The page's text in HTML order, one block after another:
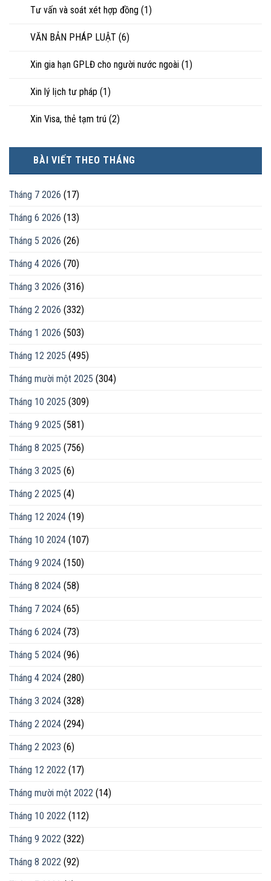
Tư vấn và soát xét hợp đồng (1)
VĂN BẢN PHÁP LUẬT (6)
Xin gia hạn GPLĐ cho người nước ngoài (1)
Xin lý lịch tư pháp (1)
Xin Visa, thẻ tạm trú (2)
BÀI VIẾT THEO THÁNG
Tháng 7 2026 (17)
Tháng 6 2026 (13)
Tháng 5 2026 (26)
Tháng 4 2026 (70)
Tháng 3 2026 (316)
Tháng 2 2026 (332)
Tháng 1 2026 (503)
Tháng 12 2025 (495)
Tháng mười một 2025 (304)
Tháng 10 2025 (309)
Tháng 9 2025 (581)
Tháng 8 2025 (756)
Tháng 3 2025 (6)
Tháng 2 2025 (4)
Tháng 12 2024 (19)
Tháng 10 2024 (107)
Tháng 9 2024 (150)
Tháng 8 2024 (58)
Tháng 7 2024 (65)
Tháng 6 2024 (73)
Tháng 5 2024 (96)
Tháng 4 2024 (280)
Tháng 3 2024 (328)
Tháng 2 2024 (294)
Tháng 2 2023 (6)
Tháng 12 2022 (17)
Tháng mười một 2022 (14)
Tháng 10 2022 (112)
Tháng 9 2022 (322)
Tháng 8 2022 (92)